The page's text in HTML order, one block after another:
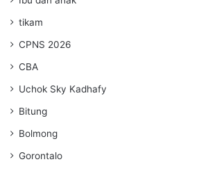
tikam
CPNS 2026
CBA
Uchok Sky Kadhafy
Bitung
Bolmong
Gorontalo